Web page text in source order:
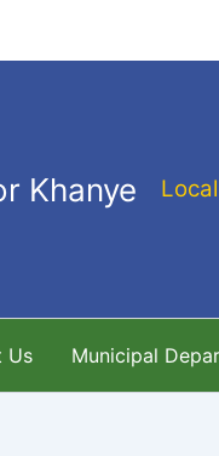
Khanye
Us Municipal